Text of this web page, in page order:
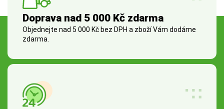
Doprava nad 5 000 Kč zdarma
Objednejte nad 5 000 Kč bez DPH a zboží Vám dodáme
zdarma.